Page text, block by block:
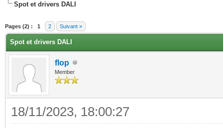
Spot et drivers DALI
Pages (2) : 1 2 Suivant »
Spot et drivers DALI
flop
Member
18/11/2023, 18:00:27